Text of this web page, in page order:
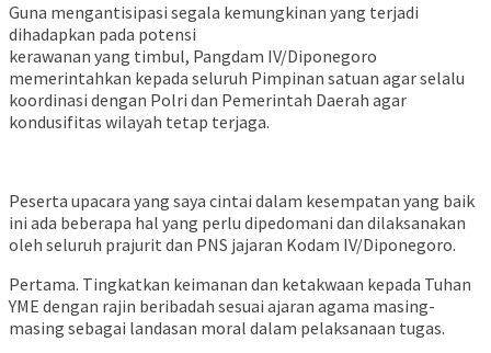
Guna mengantisipasi segala kemungkinan yang terjadi
dihadapkan pada potensi
kerawanan yang timbul, Pangdam IV/Diponegoro
memerintahkan kepada seluruh Pimpinan satuan agar selalu
koordinasi dengan Polri dan Pemerintah Daerah agar
kondusifitas wilayah tetap terjaga.
Peserta upacara yang saya cintai dalam kesempatan yang baik
ini ada beberapa hal yang perlu dipedomani dan dilaksanakan
oleh seluruh prajurit dan PNS jajaran Kodam IV/Diponegoro.
Pertama. Tingkatkan keimanan dan ketakwaan kepada Tuhan
YME dengan rajin beribadah sesuai ajaran agama masing-
masing sebagai landasan moral dalam pelaksanaan tugas.